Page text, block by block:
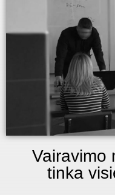
Vairavimo
tinka